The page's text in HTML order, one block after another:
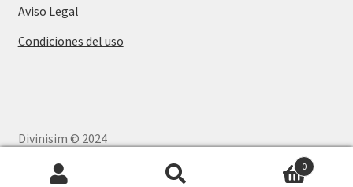
Aviso Legal
Condiciones del uso
Divinisim © 2024
0